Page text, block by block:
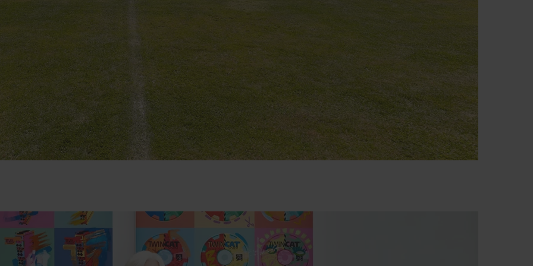
zmanjšuje kompleksnost – to je vodilo, po katerem generalni direktor in lastnik Hans Beckhoff vodi svoje družinsko podjetje. Z namenom
razvoja inovativnih idej imajo zaposleni v podjetju Beckhoff vso svobodo, ki jo potrebujejo, da svoje sposobnosti razvijajo in prispevajo v
svojimi osebnimi interesi in zmožnostmi. Z enostavnimi postopki in plosko hierarhijo je naše vsakodnevno delo lažje in bolj učinkovito.